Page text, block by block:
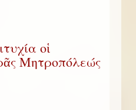
οἱ
Μητροπόλεώς